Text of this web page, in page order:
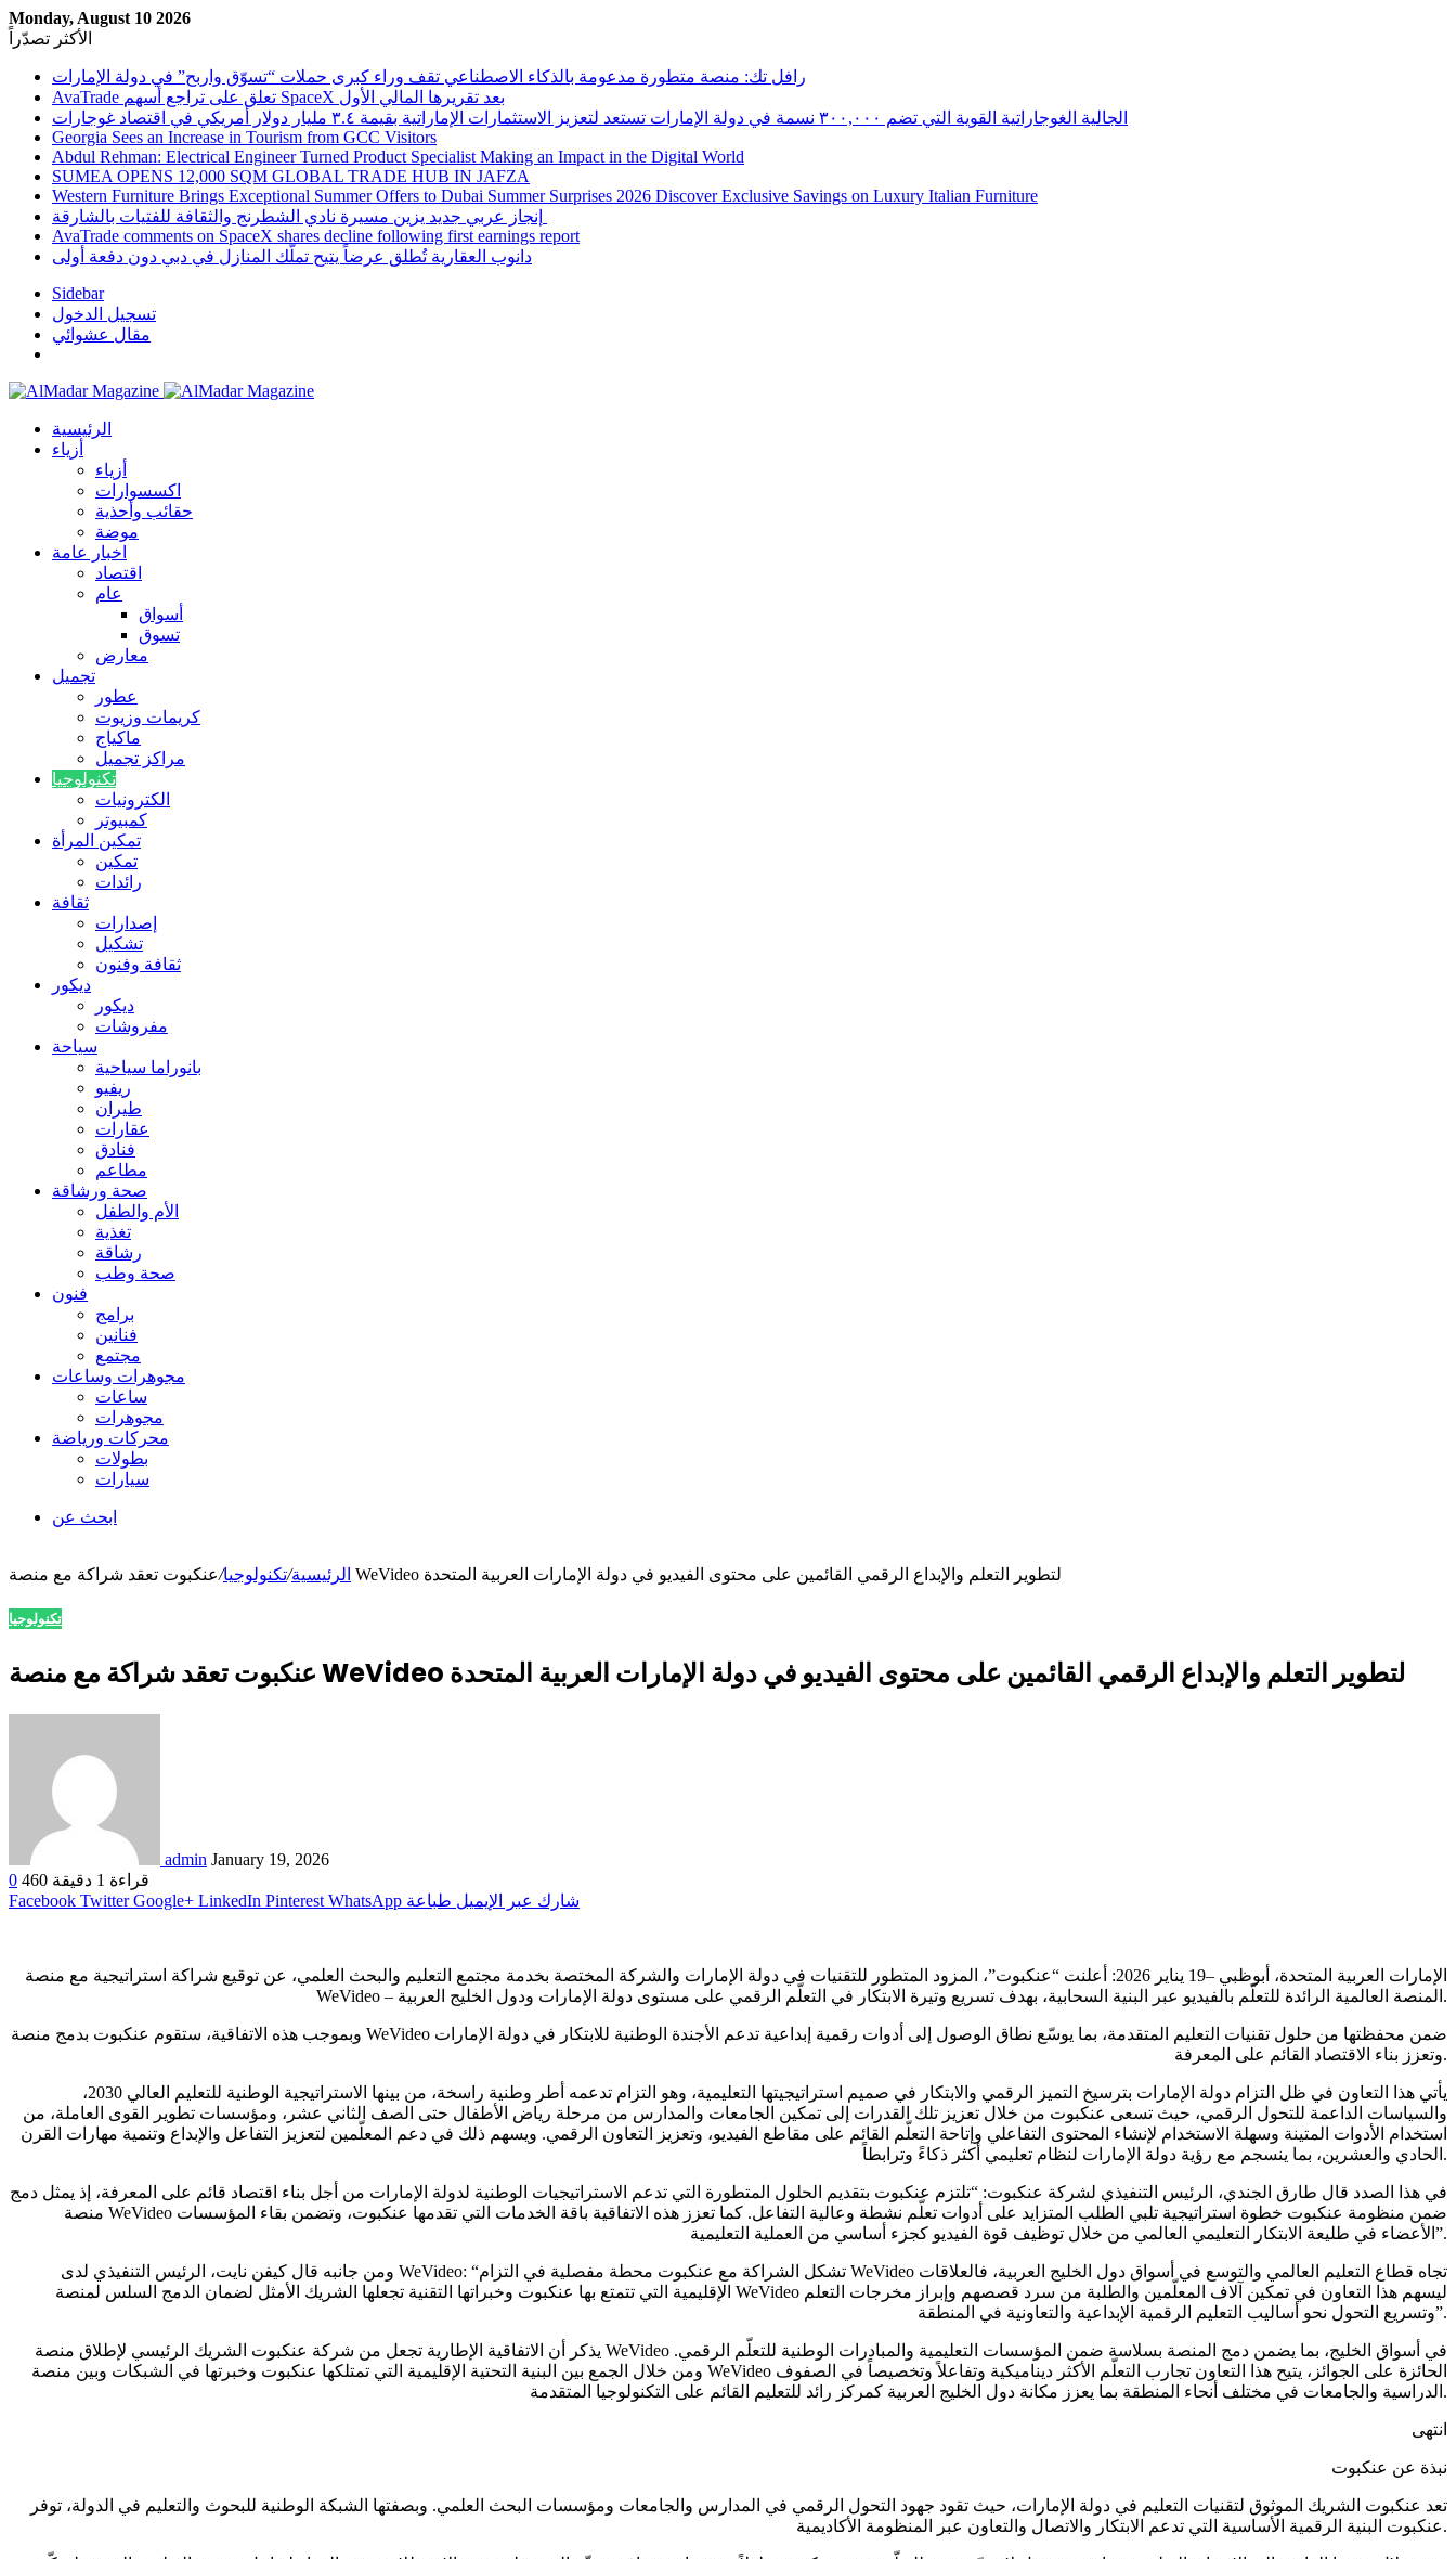
Monday, August 10 2026
الأكثر تصدّراً
رافل تك: منصة متطورة مدعومة بالذكاء الاصطناعي تقف وراء كبرى حملات “تسوّق واربح” في دولة الإمارات
AvaTrade تعلق على تراجع أسهم SpaceX بعد تقريرها المالي الأول
الجالية الغوجاراتية القوية التي تضم ٣٠٠,٠٠٠ نسمة في دولة الإمارات تستعد لتعزيز الاستثمارات الإماراتية بقيمة ٣.٤ مليار دولار أمريكي في اقتصاد غوجارات
Georgia Sees an Increase in Tourism from GCC Visitors
Abdul Rehman: Electrical Engineer Turned Product Specialist Making an Impact in the Digital World
SUMEA OPENS 12,000 SQM GLOBAL TRADE HUB IN JAFZA
Western Furniture Brings Exceptional Summer Offers to Dubai Summer Surprises 2026 Discover Exclusive Savings on Luxury Italian Furniture
AvaTrade comments on SpaceX shares decline following first earnings report
دانوب العقارية تُطلق عرضاً يتيح تملّك المنازل في دبي دون دفعة أولى
Sidebar
تسجيل الدخول
مقال عشوائي
الرئيسية
أزياء
أزياء
اكسسوارات
حقائب وأحذية
موضة
اخبار عامة
اقتصاد
عام
أسواق
تسوق
معارض
تجميل
عطور
كريمات وزيوت
ماكياج
مراكز تجميل
تكنولوجيا
الكترونيات
كمبيوتر
تمكين المرأة
تمكين
رائدات
ثقافة
إصدارات
تشكيل
ثقافة وفنون
ديكور
ديكور
مفروشات
سياحة
بانوراما سياحية
ريفيو
طيران
عقارات
فنادق
مطاعم
صحة ورشاقة
الأم والطفل
تغذية
رشاقة
صحة وطب
فنون
برامج
فنانين
مجتمع
مجوهرات وساعات
ساعات
مجوهرات
محركات ورياضة
بطولات
سيارات
ابحث عن
الرئيسية/تكنولوجيا/ عنكبوت تعقد شراكة مع منصة WeVideo لتطوير التعلم والإبداع الرقمي القائمين على محتوى الفيديو في دولة الإمارات العربية المتحدة
تكنولوجيا
عنكبوت تعقد شراكة مع منصة WeVideo لتطوير التعلم والإبداع الرقمي القائمين على محتوى الفيديو في دولة الإمارات العربية المتحدة
admin January 19, 2026
0 460
قراءة 1 دقيقة
Facebook Twitter Google+ LinkedIn Pinterest WhatsApp شارك عبر الإيميل طباعة
الإمارات العربية المتحدة، أبوظبي –19 يناير 2026: أعلنت “عنكبوت”، المزود المتطور للتقنيات في دولة الإمارات والشركة المختصة بخدمة مجتمع التعليم والبحث العلمي، عن توقيع شراكة استراتيجية مع منصة
WeVideo – المنصة العالمية الرائدة للتعلّم بالفيديو عبر البنية السحابية، بهدف تسريع وتيرة الابتكار في التعلّم الرقمي على مستوى دولة الإمارات ودول الخليج العربية.
وبموجب هذه الاتفاقية، ستقوم عنكبوت بدمج منصة WeVideo ضمن محفظتها من حلول تقنيات التعليم المتقدمة، بما يوسّع نطاق الوصول إلى أدوات رقمية إبداعية تدعم الأجندة الوطنية للابتكار في دولة الإمارات
وتعزز بناء الاقتصاد القائم على المعرفة.
يأتي هذا التعاون في ظل التزام دولة الإمارات بترسيخ التميز الرقمي والابتكار في صميم استراتيجيتها التعليمية، وهو التزام تدعمه أطر وطنية راسخة، من بينها الاستراتيجية الوطنية للتعليم العالي 2030،
والسياسات الداعمة للتحول الرقمي، حيث تسعى عنكبوت من خلال تعزيز تلك القدرات إلى تمكين الجامعات والمدارس من مرحلة رياض الأطفال حتى الصف الثاني عشر، ومؤسسات تطوير القوى العاملة، من
استخدام الأدوات المتينة وسهلة الاستخدام لإنشاء المحتوى التفاعلي وإتاحة التعلّم القائم على مقاطع الفيديو، وتعزيز التعاون الرقمي. ويسهم ذلك في دعم المعلّمين لتعزيز التفاعل والإبداع وتنمية مهارات القرن
الحادي والعشرين، بما ينسجم مع رؤية دولة الإمارات لنظام تعليمي أكثر ذكاءً وترابطاً.
في هذا الصدد قال طارق الجندي، الرئيس التنفيذي لشركة عنكبوت: “تلتزم عنكبوت بتقديم الحلول المتطورة التي تدعم الاستراتيجيات الوطنية لدولة الإمارات من أجل بناء اقتصاد قائم على المعرفة، إذ يمثل دمج
منصة WeVideo ضمن منظومة عنكبوت خطوة استراتيجية تلبي الطلب المتزايد على أدوات تعلّم نشطة وعالية التفاعل. كما تعزز هذه الاتفاقية باقة الخدمات التي تقدمها عنكبوت، وتضمن بقاء المؤسسات
الأعضاء في طليعة الابتكار التعليمي العالمي من خلال توظيف قوة الفيديو كجزء أساسي من العملية التعليمية”.
ومن جانبه قال كيفن نايت، الرئيس التنفيذي لدى WeVideo: “تشكل الشراكة مع عنكبوت محطة مفصلية في التزام WeVideo تجاه قطاع التعليم العالمي والتوسع في أسواق دول الخليج العربية، فالعلاقات
الإقليمية التي تتمتع بها عنكبوت وخبراتها التقنية تجعلها الشريك الأمثل لضمان الدمج السلس لمنصة WeVideo ليسهم هذا التعاون في تمكين آلاف المعلّمين والطلبة من سرد قصصهم وإبراز مخرجات التعلم
وتسريع التحول نحو أساليب التعليم الرقمية الإبداعية والتعاونية في المنطقة”.
يذكر أن الاتفاقية الإطارية تجعل من شركة عنكبوت الشريك الرئيسي لإطلاق منصة WeVideo في أسواق الخليج، بما يضمن دمج المنصة بسلاسة ضمن المؤسسات التعليمية والمبادرات الوطنية للتعلّم الرقمي.
ومن خلال الجمع بين البنية التحتية الإقليمية التي تمتلكها عنكبوت وخبرتها في الشبكات وبين منصة WeVideo الحائزة على الجوائز، يتيح هذا التعاون تجارب التعلّم الأكثر ديناميكية وتفاعلاً وتخصيصاً في الصفوف
الدراسية والجامعات في مختلف أنحاء المنطقة بما يعزز مكانة دول الخليج العربية كمركز رائد للتعليم القائم على التكنولوجيا المتقدمة.
انتهى
نبذة عن عنكبوت
تعد عنكبوت الشريك الموثوق لتقنيات التعليم في دولة الإمارات، حيث تقود جهود التحول الرقمي في المدارس والجامعات ومؤسسات البحث العلمي. وبصفتها الشبكة الوطنية للبحوث والتعليم في الدولة، توفر
عنكبوت البنية الرقمية الأساسية التي تدعم الابتكار والاتصال والتعاون عبر المنظومة الأكاديمية.